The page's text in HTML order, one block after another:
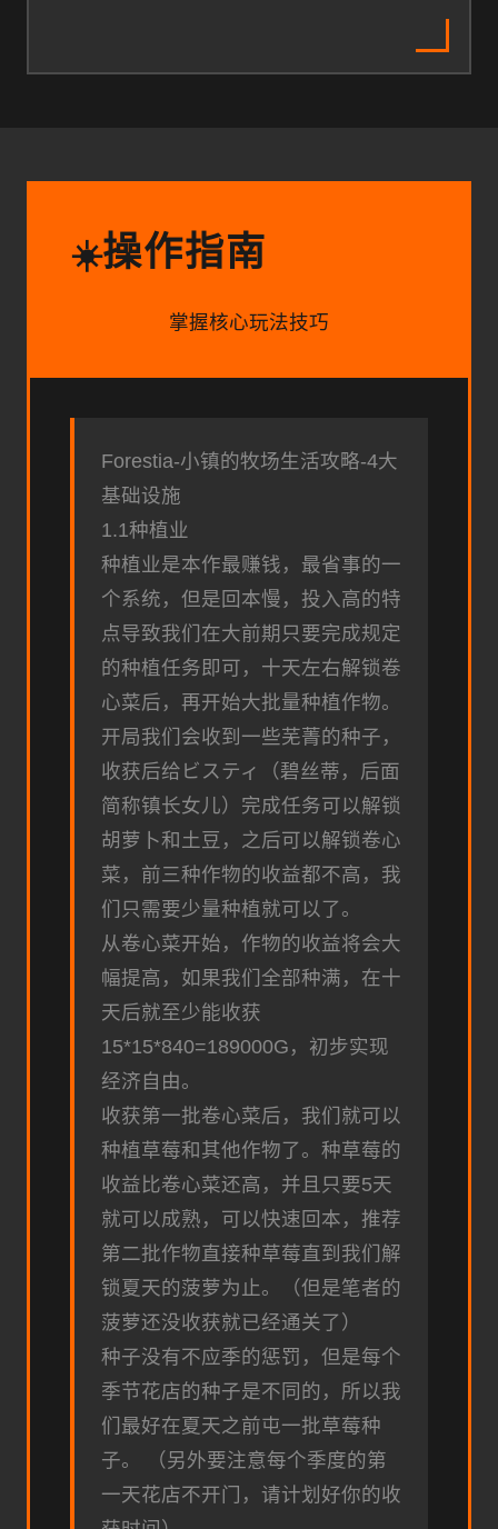
☀️操作指南
掌握核心玩法技巧
Forestia-小镇的牧场生活攻略-4大
基础设施
1.1种植业
种植业是本作最赚钱，最省事的一
个系统，但是回本慢，投入高的特
点导致我们在大前期只要完成规定
的种植任务即可，十天左右解锁卷
心菜后，再开始大批量种植作物。
开局我们会收到一些芜菁的种子，
收获后给ビスティ（碧丝蒂，后面
简称镇长女儿）完成任务可以解锁
胡萝卜和土豆，之后可以解锁卷心
菜，前三种作物的收益都不高，我
们只需要少量种植就可以了。
从卷心菜开始，作物的收益将会大
幅提高，如果我们全部种满，在十
天后就至少能收获
15*15*840=189000G，初步实现
经济自由。
收获第一批卷心菜后，我们就可以
种植草莓和其他作物了。种草莓的
收益比卷心菜还高，并且只要5天
就可以成熟，可以快速回本，推荐
第二批作物直接种草莓直到我们解
锁夏天的菠萝为止。（但是笔者的
菠萝还没收获就已经通关了）
种子没有不应季的惩罚，但是每个
季节花店的种子是不同的，所以我
们最好在夏天之前屯一批草莓种
子。 （另外要注意每个季度的第
一天花店不开门，请计划好你的收